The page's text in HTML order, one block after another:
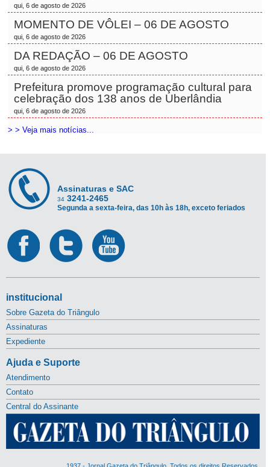
qui, 6 de agosto de 2026
MOMENTO DE VÔLEI – 06 DE AGOSTO
qui, 6 de agosto de 2026
DA REDAÇÃO – 06 DE AGOSTO
qui, 6 de agosto de 2026
Prefeitura promove programação cultural para
celebração dos 138 anos de Uberlândia
qui, 6 de agosto de 2026
> > Veja mais notícias...
Assinaturas e SAC
34 3241-2465
Segunda a sexta-feira, das 10h às 18h, exceto feriados
institucional
Sobre Gazeta do Triângulo
Assinaturas
Expediente
Ajuda e Suporte
Atendimento
Contato
Central do Assinante